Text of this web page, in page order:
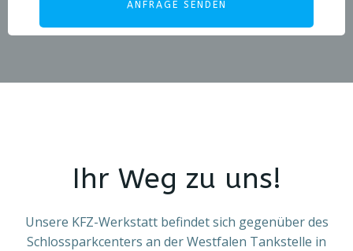
ANFRAGE SENDEN
Ihr Weg zu uns!
Unsere KFZ-Werkstatt befindet sich gegenüber des
Schlossparkcenters an der Westfalen Tankstelle in